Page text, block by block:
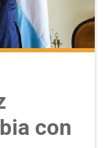
con